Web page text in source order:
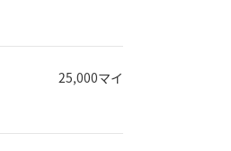
25,000マイル